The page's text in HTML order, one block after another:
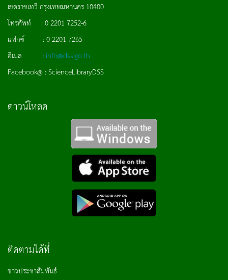
เขตราชเทวี กรุงเทพมหานคร 10400
โทรศัพท์ : 0 2201 7252-6
แฟกซ์ : 0 2201 7265
อีเมล : info@dss.go.th
Facebook@ : ScienceLibraryDSS
ดาวน์โหลด
ติดตามได้ที่
ข่าวประชาสัมพันธ์